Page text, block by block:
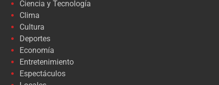
Ciencia y Tecnología
Clima
Cultura
Deportes
Economía
Entretenimiento
Espectáculos